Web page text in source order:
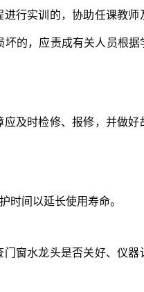
行实训的，协助任课教师
的，应责成有关人员根
及时检修、报修，并做
时间以延长使用寿命。
窗水龙头是否关好、仪